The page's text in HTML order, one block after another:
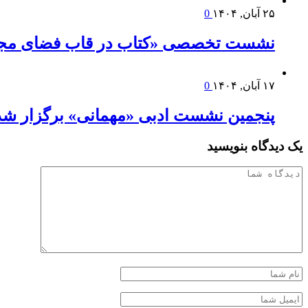
۲۵ آبان, ۱۴۰۴
نشست تخصصی «کتاب در قاب فضای
۱۷ آبان, ۱۴۰۴
پنجمین نشست ادبی «مهمانی» برگزار
یک دیدگاه بنویسید